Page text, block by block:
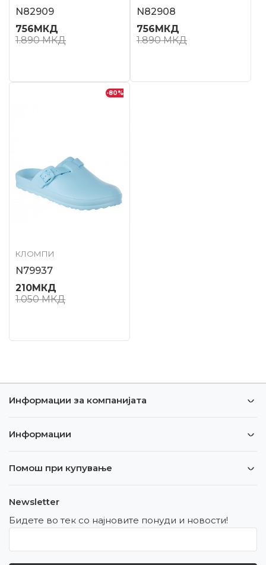
N82909
756МКД
1.890МКД
N82908
756МКД
1.890МКД
-80%
КЛОМПИ
N79937
210МКД
1.050МКД
Информации за компанијата
Информации
Помош при купување
Newsletter
Бидете во тек со најновите понуди и новости!